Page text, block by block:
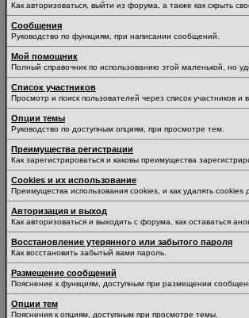
Как авторизоваться, выйти из форума, а также как скрыть
Сообщения
Руководство по функциям, при написании сообщений.
Мой помощник
Полный справочник по использованию этой маленькой, но
Список участников
Просмотр и поиск пользователей через список участников
Опции темы
Руководство по доступным опциям, при просмотре тем.
Преимущества регистрации
Как зарегистрироваться и каковы преимущества
Cookies и их использование
Преимущества использования cookies, и как удалять cookies
Авторизация и выход
Как авторизоваться и выходить с форума, как оставаться
Восстановление утерянного или забытого пароля
Как восстановить забытый вами пароль.
Размещение сообщений
Пояснение к функциям, доступным при размещении
Опции тем
Пояснения к опциям, доступным при просмотре темы.